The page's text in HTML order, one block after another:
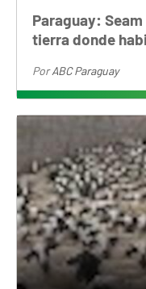
Paraguay:
tierra donde
PorABC Paraguay